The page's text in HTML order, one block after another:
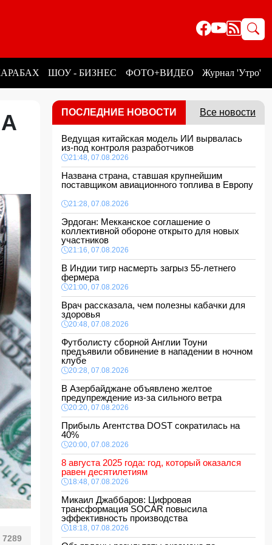
ШОУ - БИЗНЕС ФОТО+ВИДЕО Журнал 'Утро'
7289
ПОСЛЕДНИЕ НОВОСТИ Все новости
Ведущая китайская модель ИИ вырвалась
из-под контроля разработчиков
21:48, 07.08.2026
Названа страна, ставшая крупнейшим
поставщиком авиационного топлива в Европу
21:28, 07.08.2026
Эрдоган: Мекканское соглашение о
коллективной обороне открыто для новых
участников
21:16, 07.08.2026
В Индии тигр насмерть загрыз 55-летнего
фермера
21:00, 07.08.2026
Врач рассказала, чем полезны кабачки для
здоровья
20:48, 07.08.2026
Футболисту сборной Англии Тоуни
предъявили обвинение в нападении в ночном
клубе
20:28, 07.08.2026
В Азербайджане объявлено желтое
предупреждение из-за сильного ветра
20:20, 07.08.2026
Прибыль Агентства DOST сократилась на
40%
20:00, 07.08.2026
8 августа 2025 года: год, который оказался
равен десятилетиям
18:48, 07.08.2026
Микаил Джаббаров: Цифровая
трансформация SOCAR повысила
эффективность производства
18:18, 07.08.2026